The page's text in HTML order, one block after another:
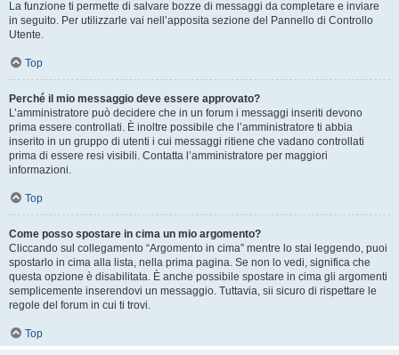
La funzione ti permette di salvare bozze di messaggi da completare e inviare
in seguito. Per utilizzarle vai nell’apposita sezione del Pannello di Controllo
Utente.
Top
Perché il mio messaggio deve essere approvato?
L’amministratore può decidere che in un forum i messaggi inseriti devono
prima essere controllati. È inoltre possibile che l’amministratore ti abbia
inserito in un gruppo di utenti i cui messaggi ritiene che vadano controllati
prima di essere resi visibili. Contatta l’amministratore per maggiori
informazioni.
Top
Come posso spostare in cima un mio argomento?
Cliccando sul collegamento “Argomento in cima” mentre lo stai leggendo, puoi
spostarlo in cima alla lista, nella prima pagina. Se non lo vedi, significa che
questa opzione è disabilitata. È anche possibile spostare in cima gli argomenti
semplicemente inserendovi un messaggio. Tuttavia, sii sicuro di rispettare le
regole del forum in cui ti trovi.
Top